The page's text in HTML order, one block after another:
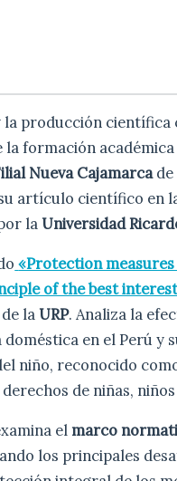
la producción
la formación
Nueva Cajamarca
artículo científico en
laUniversidad
«Protection
of the best
laURP. Analiza la
doméstica en el Perú
niño, reconocido
de niñas,
el marco
los principales